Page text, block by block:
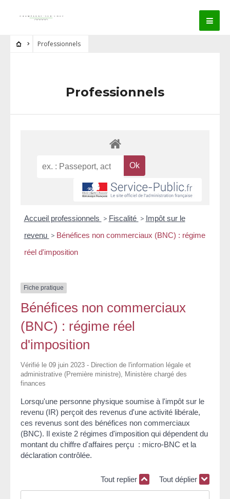
Professionnels
Professionnels
Accueil professionnels > Fiscalité > Impôt sur le
revenu > Bénéfices non commerciaux (BNC) : régime
réel d'imposition
Fiche pratique
Bénéfices non commerciaux
(BNC) : régime réel
d'imposition
Vérifié le 09 juin 2023 - Direction de l'information légale et
administrative (Première ministre), Ministère chargé des
finances
Lorsqu'une personne physique soumise à l'impôt sur le
revenu (IR) perçoit des revenus d'une activité libérale,
ces revenus sont des bénéfices non commerciaux
(BNC). Il existe 2 régimes d'imposition qui dépendent du
montant du chiffre d'affaires perçu : micro-BNC et la
déclaration contrôlée.
Tout replier Tout déplier